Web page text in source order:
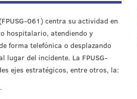
061) centra su actividad en
hospitalario, atendiendo y
forma telefónica o desplazando
lugar del incidente. La FPUSG-
ejes estratégicos, entre otros, la: